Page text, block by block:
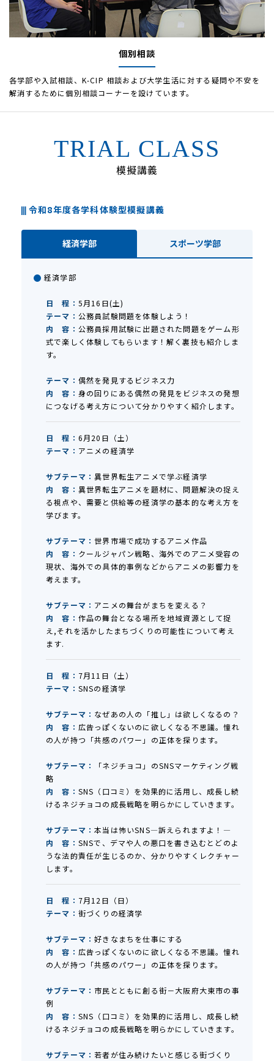
個別相談
各学部や入試相談、K-CIP 相談および大学生活に対する疑問や不安を
解消するために個別相談コーナーを設けています。
TRIAL CLASS
模擬講義
令和8年度各学科体験型模擬講義
経済学部 スポーツ学部
経済学部
日 程： 5月16日(土)
テーマ： 公務員試験問題を体験しよう！
内 容： 公務員採用試験に出題された問題をゲーム形
式で楽しく体験してもらいます！解く裏技も紹介しま
す。
テーマ： 偶然を発見するビジネス力
内 容： 身の回りにある偶然の発見をビジネスの発想
につなげる考え方について分かりやすく紹介します。
日 程： 6月20日（土）
テーマ： アニメの経済学
サブテーマ：異世界転生アニメで学ぶ経済学
内 容： 異世界転生アニメを題材に、問題解決の捉え
る視点や、需要と供給等の経済学の基本的な考え方を
学びます。
サブテーマ：世界市場で成功するアニメ作品
内 容： クールジャパン戦略、海外でのアニメ受容の
現状、海外での具体的事例などからアニメの影響力を
考えます。
サブテーマ： アニメの舞台がまちを変える？
内 容： 作品の舞台となる場所を地域資源として捉
え,それを活かしたまちづくりの可能性について考え
ます.
日 程： 7月11日（土）
テーマ： SNSの経済学
サブテーマ： なぜあの人の「推し」は欲しくなるの？
内 容： 広告っぽくないのに欲しくなる不思議。憧れ
の人が持つ「共感のパワー」の正体を探ります。
サブテーマ：
「ネジチョコ」のSNSマーケティング戦
略
内 容： SNS（口コミ）を効果的に活用し、成長し続
けるネジチョコの成長戦略を明らかにしていきます。
サブテーマ：本当は怖いSNS―訴えられますよ！―
内 容： SNSで、デマや人の悪口を書き込むとどのよ
うな法的責任が生じるのか、分かりやすくレクチャー
します。
日 程： 7月12日（日）
テーマ： 街づくりの経済学
サブテーマ：好きなまちを仕事にする
内 容： 広告っぽくないのに欲しくなる不思議。憧れ
の人が持つ「共感のパワー」の正体を探ります。
サブテーマ： 市民とともに創る街－大阪府大東市の事
例
内 容： SNS（口コミ）を効果的に活用し、成長し続
けるネジチョコの成長戦略を明らかにしていきます。
サブテーマ：若者が住み続けたいと感じる街づくり